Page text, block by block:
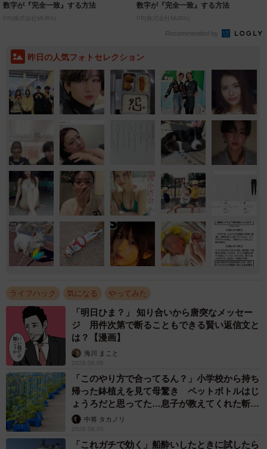
数字が『完全一致』する方法
PR(株式会社MURA)
数字が『完全一致』する方法
PR(株式会社MURA)
Recommended by
昨日の人気フォトセレクション
ライフハック 気になる やってみた
「明日ひま？」 知り合いから唐突なメッセー
ジ 用件次第で断ることもできる賢い返信文と
は？【漫画】
海川 まこと
2026.08.06
「このやり方で合ってるん？」小学校から持ち
帰った鉢植えを見て母驚き ペットボトルはじ
ょうろだと思ってた…息子が教えてくれた斬新
な水やりとは
中将 タカノリ
2026.08.05
「これガチで効く」船酔いしたときに試したら